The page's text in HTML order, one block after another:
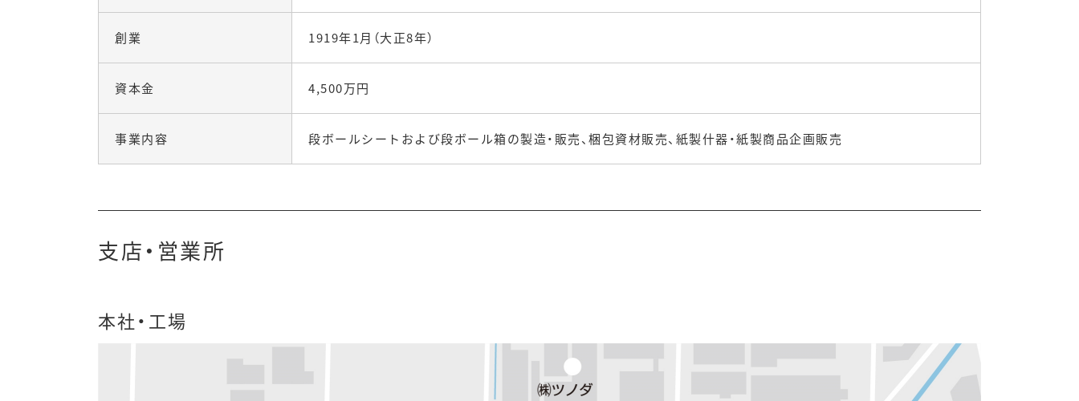
創業 1919年1月（大正8年）
資本金 4,500万円
事業内容 段ボールシートおよび段ボール箱の製造・販売、梱包資材販売、紙製什器・紙製商品企画販売
支店・営業所
本社・工場